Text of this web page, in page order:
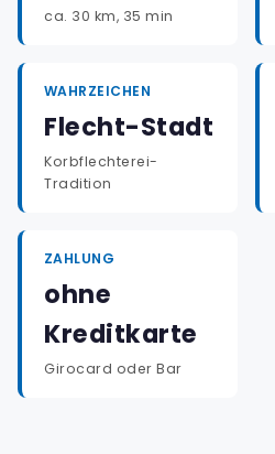
ca. 30 km, 35 min
WAHRZEICHEN
Flecht-Stadt
Korbflechterei-
Tradition
ZAHLUNG
ohne
Kreditkarte
Girocard oder Bar